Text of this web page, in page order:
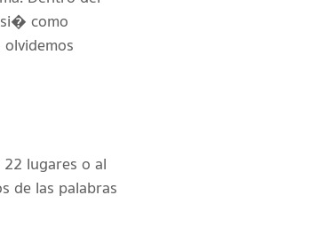
como
lugares o al
de las palabras